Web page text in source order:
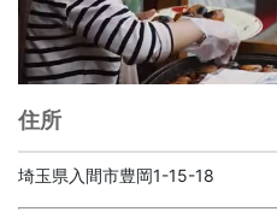
住所
埼玉県入間市豊岡1-15-18